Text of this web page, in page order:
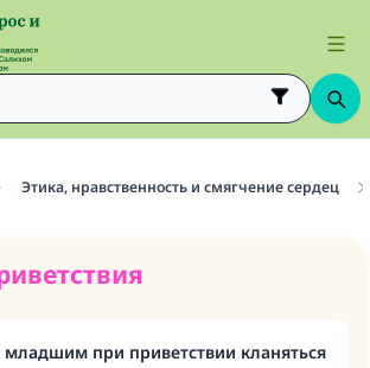
Этика, нравственность и смягчение сердец
при приветствии кланяться